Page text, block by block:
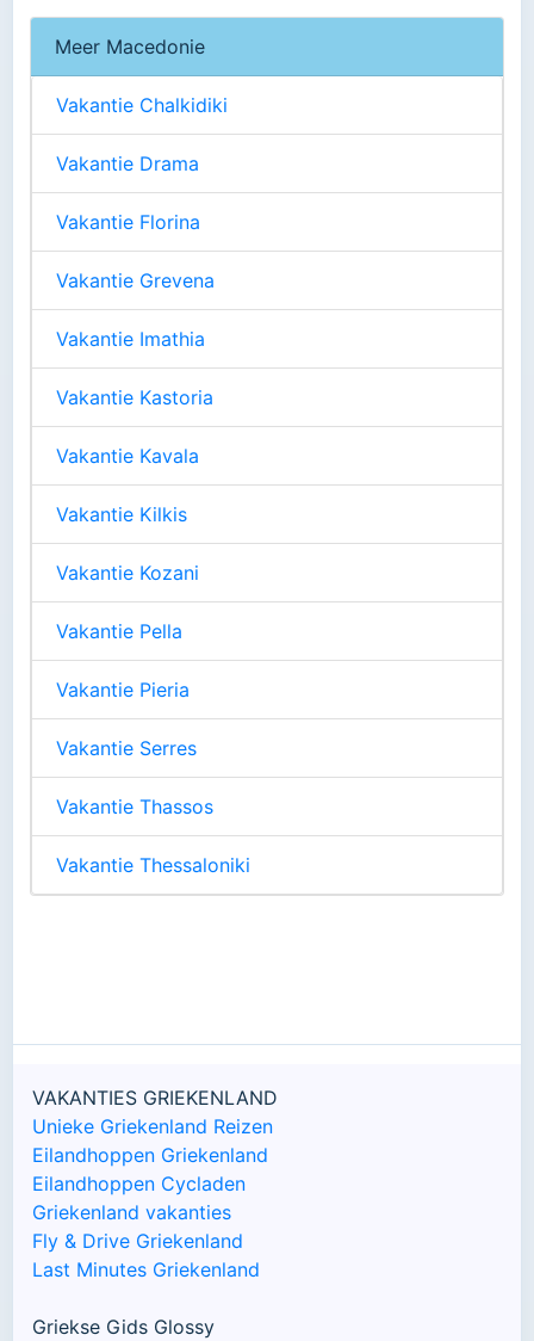
Meer Macedonie
Vakantie Chalkidiki
Vakantie Drama
Vakantie Florina
Vakantie Grevena
Vakantie Imathia
Vakantie Kastoria
Vakantie Kavala
Vakantie Kilkis
Vakantie Kozani
Vakantie Pella
Vakantie Pieria
Vakantie Serres
Vakantie Thassos
Vakantie Thessaloniki
VAKANTIES GRIEKENLAND
Unieke Griekenland Reizen
Eilandhoppen Griekenland
Eilandhoppen Cycladen
Griekenland vakanties
Fly & Drive Griekenland
Last Minutes Griekenland
Griekse Gids Glossy